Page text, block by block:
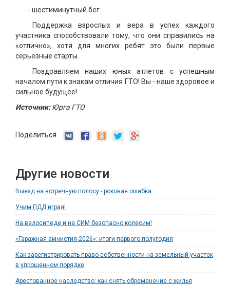
- шестиминутный бег.
Поддержка взрослых и вера в успех каждого
участника способствовали тому, что они справились на
«отлично», хотя для многих ребят это были первые
серьезные старты.
Поздравляем наших юных атлетов с успешным
началом пути к знакам отличия ГТО! Вы - наше здоровое и
сильное будущее!
Источник:Юрга ГТО
Поделиться
Другие новости
Выезд на встречную полосу - роковая ошибка
Учим ПДД играя!
На велосипеде и на СИМ безопасно колесим!
«Гаражная амнистия-2026»: итоги первого полугодия
Как зарегистрировать право собственности на земельный участок
в упрощенном порядке
Арестованное наследство: как снять обременение с жилья